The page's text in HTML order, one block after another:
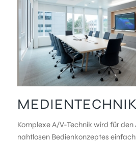
MEDIENTECHNIK
Komplexe A/V-Technik wird für
nahtlosen Bedienkonzeptes